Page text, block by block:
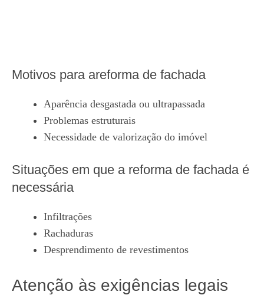
Motivos para areforma de fachada
Aparência desgastada ou ultrapassada
Problemas estruturais
Necessidade de valorização do imóvel
Situações em que a reforma de fachada é
necessária
Infiltrações
Rachaduras
Desprendimento de revestimentos
Atenção às exigências legais